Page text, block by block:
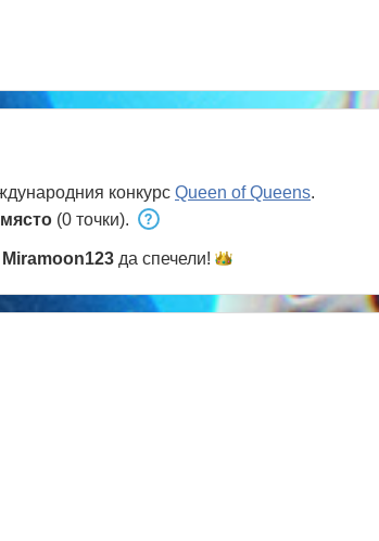
конкурс Queen of Queens.
(0 точки).
Miramoon123 да спечели!